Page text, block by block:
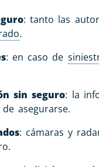
: tanto las
.
: en caso de
sin seguro: la
asegurarse.
: cámaras y